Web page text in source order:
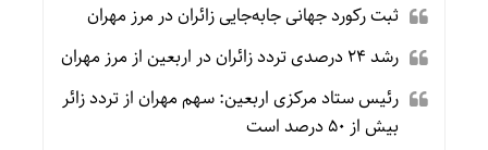
ثبت رکورد جهانی جابه‌جایی زائران در مرز مهران
رشد ۲۴ درصدی تردد زائران در اربعین از مرز مهران
رئیس ستاد مرکزی اربعین: سهم مهران از تردد زائر
بیش از ۵۰ درصد است